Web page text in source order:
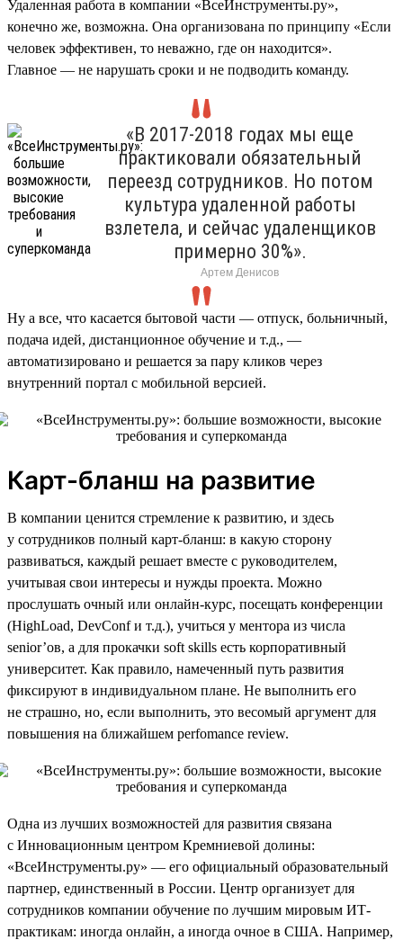
Удаленная работа в компании «ВсеИнструменты.ру»,
конечно же, возможна. Она организована по принципу «Если
человек эффективен, то неважно, где он находится».
Главное — не нарушать сроки и не подводить команду.
«В 2017-2018 годах мы еще
практиковали обязательный
переезд сотрудников. Но потом
культура удаленной работы
взлетела, и сейчас удаленщиков
примерно 30%».
Артем Денисов
Ну а все, что касается бытовой части — отпуск, больничный,
подача идей, дистанционное обучение и т.д., —
автоматизировано и решается за пару кликов через
внутренний портал с мобильной версией.
Карт-бланш на развитие
В компании ценится стремление к развитию, и здесь
у сотрудников полный карт-бланш: в какую сторону
развиваться, каждый решает вместе с руководителем,
учитывая свои интересы и нужды проекта. Можно
прослушать очный или онлайн-курс, посещать конференции
(HighLoad, DevConf и т.д.), учиться у ментора из числа
senior’ов, а для прокачки soft skills есть корпоративный
университет. Как правило, намеченный путь развития
фиксируют в индивидуальном плане. Не выполнить его
не страшно, но, если выполнить, это весомый аргумент для
повышения на ближайшем perfomance review.
Одна из лучших возможностей для развития связана
с Инновационным центром Кремниевой долины:
«ВсеИнструменты.ру» — его официальный образовательный
партнер, единственный в России. Центр организует для
сотрудников компании обучение по лучшим мировым ИТ-
практикам: иногда онлайн, а иногда очное в США. Например,